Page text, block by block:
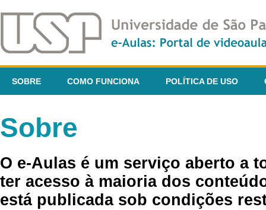
SOBRE COMO FUNCIONA POLÍTICA DE USO
Sobre
O e-Aulas é um serviço aberto a
ter acesso à maioria dos
está publicada sob condições